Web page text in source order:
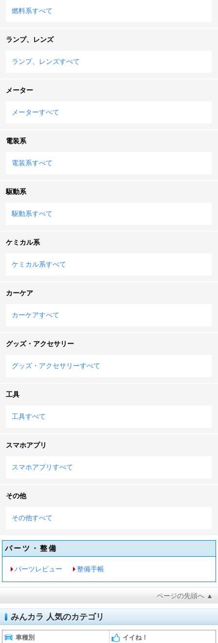
燃料系すべて
ランプ、レンズ
ランプ、レンズすべて
メーター
メーターすべて
電装系
電装系すべて
駆動系
駆動系すべて
ケミカル系
ケミカル系すべて
カーケア
カーケアすべて
グッズ・アクセサリー
グッズ・アクセサリーすべて
工具
工具すべて
スマホアプリ
スマホアプリすべて
その他
その他すべて
パーツ・整備
パーツレビュー 整備手帳
ページの先頭へ ▲
みんカラ 人気のカテゴリ
車種別 イイね！